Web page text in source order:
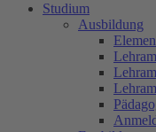
Studium
Ausbildung